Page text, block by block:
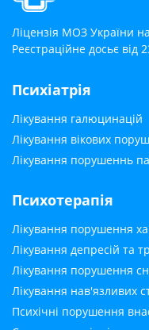
Ліцензія МОЗ України
Реєстраційне досьє
Психіатрія
Лікування галюцинацій
Лікування вікових
Лікування порушеннь
Психотерапія
Лікування порушення
Лікування депресій та
Лікування порушення
Лікування нав'язливих
Психічні порушення